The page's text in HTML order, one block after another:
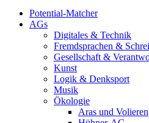
Potential-Matcher
AGs
Digitales & Technik
Fremdsprachen &
Gesellschaft &
Kunst
Logik & Denksport
Musik
Ökologie
Aras und Volieren